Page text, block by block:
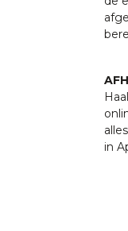
in